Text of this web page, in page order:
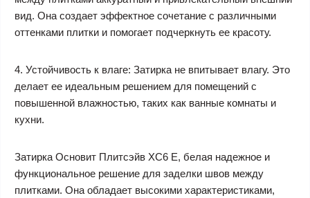
вид. Она создает эффектное сочетание с различными
оттенками плитки и помогает подчеркнуть ее красоту.
4. Устойчивость к влаге: Затирка не впитывает влагу. Это
делает ее идеальным решением для помещений с
повышенной влажностью, таких как ванные комнаты и
кухни.
Затирка Основит Плитсэйв XC6 E, белая надежное и
функциональное решение для заделки швов между
плитками. Она обладает высокими характеристиками,